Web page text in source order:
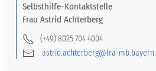
Selbsthilfe-Kontaktstelle
Frau Astrid Achterberg
(+49) 8025 704 4004
astrid.achterberg@lra-